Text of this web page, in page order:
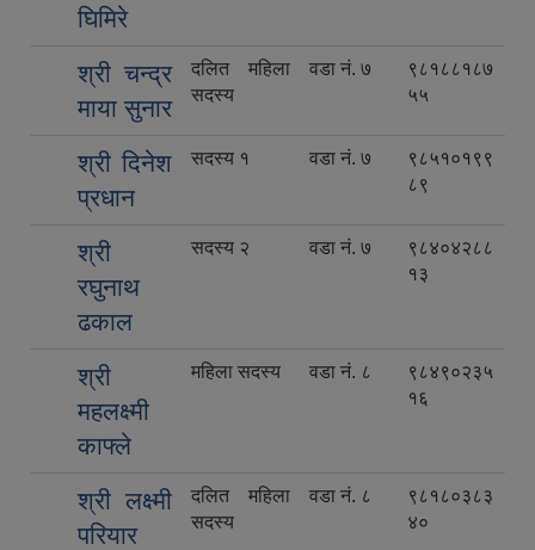
घिमिरे
श्री चन्द्र
माया सुनार
दलित महिला
सदस्य
वडा नं. ७
९८१८८१८७
५५
श्री दिनेश
प्रधान
सदस्य १ वडा नं. ७
९८५१०१९९
८९
श्री
रघुनाथ
ढकाल
सदस्य २ वडा नं. ७
९८४०४२८८
१३
श्री
महलक्ष्मी
काफ्ले
महिला सदस्य वडा नं. ८
९८४९०२३५
१६
श्री लक्ष्मी
परियार
दलित महिला
सदस्य
वडा नं. ८
९८१८०३८३
४०